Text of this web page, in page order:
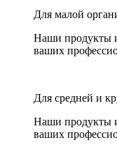
Для малой
Наши продукты
ваших
Для средней и
Наши продукты
ваших